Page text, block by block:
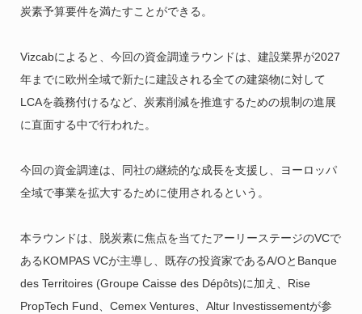
炭素予算要件を満たすことができる。
Vizcabによると、今回の資金調達ラウンドは、建設業界が2027
年までに欧州全域で新たに建設される全ての建築物に対して
LCAを義務付けるなど、炭素削減を推進するための規制の進展
に直面する中で行われた。
今回の資金調達は、同社の継続的な成長を支援し、ヨーロッパ
全域で事業を拡大するために使用されるという。
本ラウンドは、脱炭素に焦点を当てたアーリーステージのVCで
あるKOMPAS VCが主導し、既存の投資家であるA/OとBanque
des Territoires (Groupe Caisse des Dépôts)に加え、Rise
PropTech Fund、Cemex Ventures、Altur Investissementが参